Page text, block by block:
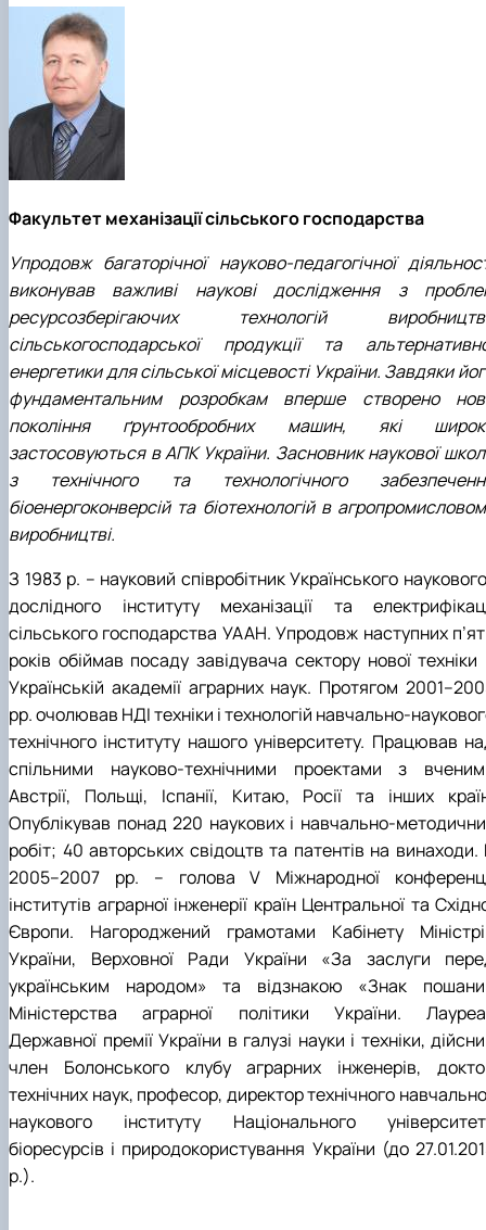
Факультет механізації сільського господарства
Упродовж багаторічної науково-педагогічної
виконував важливі наукові дослідження з
ресурсозберігаючих технологій
сільськогосподарської продукції та
енергетики для сільської місцевості України. Завдяки
фундаментальним розробкам вперше створено
покоління ґрунтообробних машин, які
застосовуються в АПК України. Засновник наукової
з технічного та технологічного
біоенергоконверсій та біотехнологій в
виробництві.
З 1983 р. – науковий співробітник Українського
дослідного інституту механізації та
сільського господарства УААН. Упродовж наступних
років обіймав посаду завідувача сектору нової техніки
Українській академії аграрних наук. Протягом
рр. очолював НДІ техніки і технологій навчально-
технічного інституту нашого університету. Працював
спільними науково-технічними проектами з
Австрії, Польщі, Іспанії, Китаю, Росії та інших
Опублікував понад 220 наукових і навчально-
робіт; 40 авторських свідоцтв та патентів на винаходи.
2005–2007 рр. – голова V Міжнародної
інститутів аграрної інженерії країн Центральної та
Європи. Нагороджений грамотами Кабінету
України, Верховної Ради України «За заслуги
українським народом» та відзнакою «Знак
Міністерства аграрної політики України.
Державної премії України в галузі науки і техніки,
член Болонського клубу аграрних інженерів,
технічних наук, професор, директор технічного
наукового інституту Національного
біоресурсів і природокористування України (до
р.).